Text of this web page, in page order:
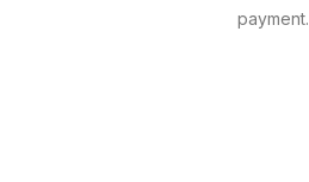
payment.